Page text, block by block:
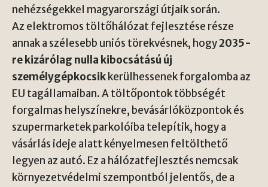
nehézségekkel magyarországi útjaik során.
Az elektromos töltőhálózat fejlesztése része
annak a szélesebb uniós törekvésnek, hogy2035-
re kizárólag nulla kibocsátású új
személygépkocsik kerülhessenek forgalomba az
EU tagállamaiban. A töltőpontok többségét
forgalmas helyszínekre, bevásárlóközpontok és
szupermarketek parkolóiba telepítik, hogy a
vásárlás ideje alatt kényelmesen feltölthető
legyen az autó. Ez a hálózatfejlesztés nemcsak
környezetvédelmi szempontból jelentős, de a